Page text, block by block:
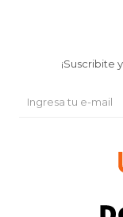
¡Suscribite